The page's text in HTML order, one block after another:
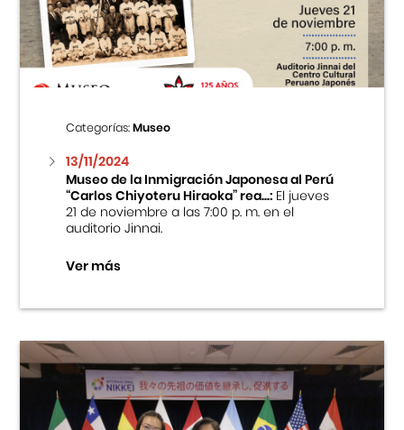
Centro Cultural Peruano Japonés
Cursos
Museo de la Inmigración Japonesa
Fondo Editorial
Teatro Peruano Japonés
Categorías:Museo
13/11/2024
Museo de la Inmigración Japonesa al Perú
“Carlos Chiyoteru Hiraoka” rea...:El jueves
21 de noviembre a las 7:00 p. m. en el
auditorio Jinnai.
Ver más